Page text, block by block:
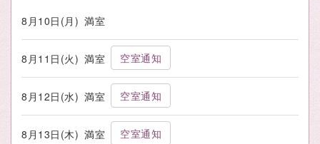
8月10日(月) 満室
8月11日(火) 満室 空室通知
8月12日(水) 満室 空室通知
8月13日(木) 満室 空室通知